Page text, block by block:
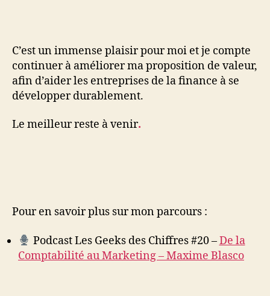
C’est un immense plaisir pour moi et je compte
continuer à améliorer ma proposition de valeur,
afin d’aider les entreprises de la finance à se
développer durablement.
Le meilleur reste à venir.
Pour en savoir plus sur mon parcours :
Podcast Les Geeks des Chiffres #20 –De la
Comptabilité au Marketing – Maxime Blasco